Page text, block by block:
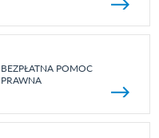
BEZPŁATNA POMOC
PRAWNA